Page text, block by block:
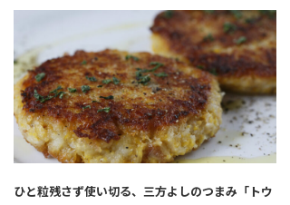
ひと粒残さず使い切る、三方よしのつまみ「トウ